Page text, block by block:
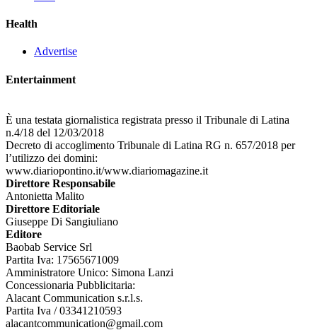
Health
Advertise
Entertainment
È una testata giornalistica registrata presso il Tribunale di Latina
n.4/18 del 12/03/2018
Decreto di accoglimento Tribunale di Latina RG n. 657/2018 per
l’utilizzo dei domini:
www.diariopontino.it/www.diariomagazine.it
Direttore Responsabile
Antonietta Malito
Direttore Editoriale
Giuseppe Di Sangiuliano
Editore
Baobab Service Srl
Partita Iva: 17565671009
Amministratore Unico: Simona Lanzi
Concessionaria Pubblicitaria:
Alacant Communication s.r.l.s.
Partita Iva / 03341210593
alacantcommunication@gmail.com